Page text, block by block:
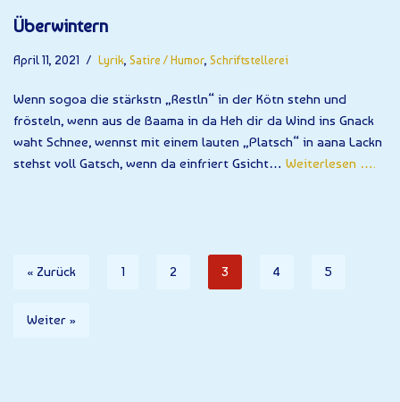
Überwintern
April 11, 2021 Lyrik, Satire / Humor, Schriftstellerei
Wenn sogoa die stärkstn „Restln“ in der Kötn stehn und
frösteln, wenn aus de Baama in da Heh dir da Wind ins Gnack
waht Schnee, wennst mit einem lauten „Platsch“ in aana Lackn
stehst voll Gatsch, wenn da einfriert Gsicht… Weiterlesen ….
« Zurück 1 2 3 4 5
Weiter »